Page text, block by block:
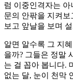
럼 이중인격자는
문의 안팎을 지켜
보고 앞날을 보며
알면 알수록 그 지
을까? 그들은 정말
는 걸 꼽아 봅니다.
없는 달, 눈이 천막